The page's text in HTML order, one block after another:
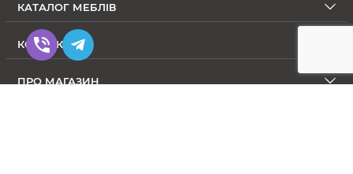
КАТАЛОГ МЕБЛІВ
КОНТАКТИ
ПРО МАГАЗИН